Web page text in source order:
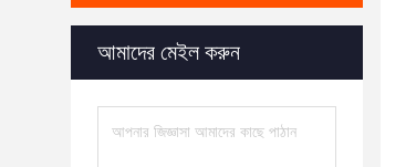
আমাদের মেইল করুন